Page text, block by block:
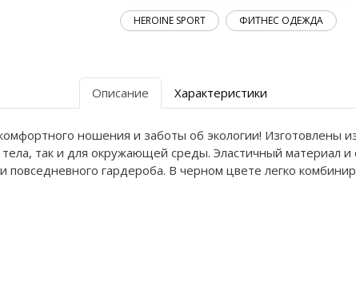
HEROINE SPORT ФИТНЕС ОДЕЖДА
Описание Характеристики
ношения и заботы об экологии! Изготовлены
так и для окружающей среды. Эластичный материал
гардероба. В черном цвете легко